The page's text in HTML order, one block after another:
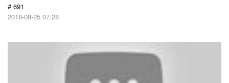
# 691
2018-08-25 07:28